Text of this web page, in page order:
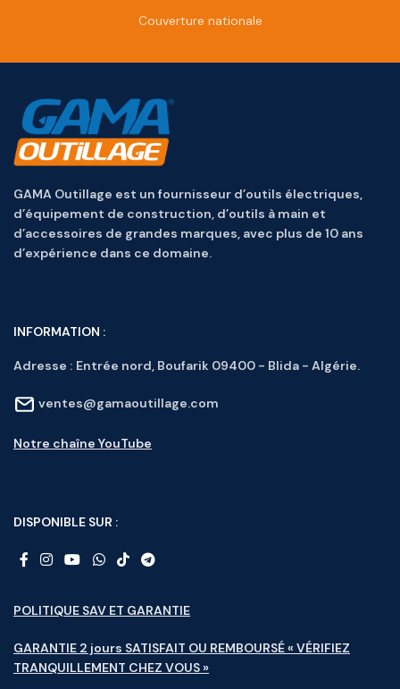
Couverture nationale
GAMA Outillage est un fournisseur d’outils électriques,
d’équipement de construction, d’outils à main et
d’accessoires de grandes marques, avec plus de 10 ans
d’expérience dans ce domaine.
INFORMATION :
Adresse : Entrée nord, Boufarik 09400 - Blida - Algérie.
ventes@gamaoutillage.com
Notre chaîne YouTube
DISPONIBLE SUR :
POLITIQUE SAV ET GARANTIE
GARANTIE 2 jours SATISFAIT OU REMBOURSÉ « VÉRIFIEZ
TRANQUILLEMENT CHEZ VOUS »